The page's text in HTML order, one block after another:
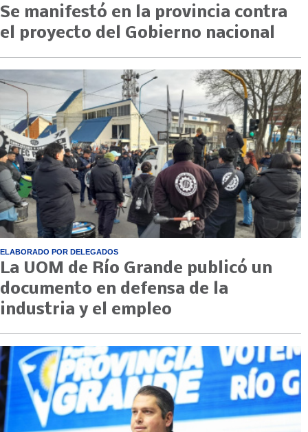
Se manifestó en la provincia contra
el proyecto del Gobierno nacional
ELABORADO POR DELEGADOS
La UOM de Río Grande publicó un
documento en defensa de la
industria y el empleo